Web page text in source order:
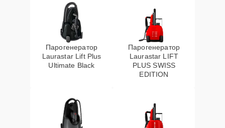
Парогенератор
Laurastar Lift Plus
Ultimate Black
Парогенератор
Laurastar LIFT
PLUS SWISS
EDITION